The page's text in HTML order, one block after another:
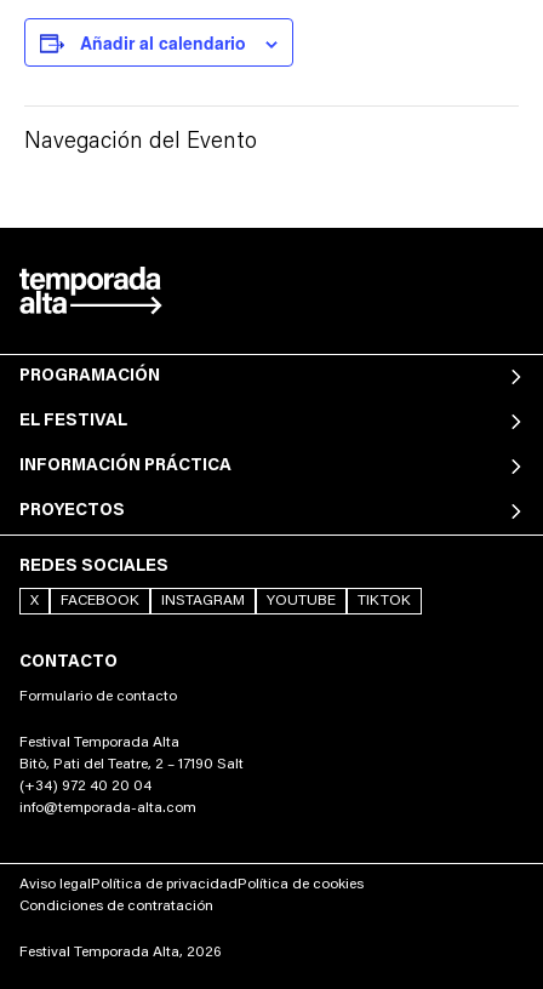
Añadir al calendario
Navegación del Evento
PROGRAMACIÓN
EL FESTIVAL
INFORMACIÓN PRÁCTICA
PROYECTOS
REDES SOCIALES
X FACEBOOK INSTAGRAM YOUTUBE TIKTOK
CONTACTO
Formulario de contacto
Festival Temporada Alta
Bitò, Pati del Teatre, 2 – 17190 Salt
(+34) 972 40 20 04
info@temporada-alta.com
Aviso legal Política de privacidad Política de cookies
Condiciones de contratación
Festival Temporada Alta, 2026